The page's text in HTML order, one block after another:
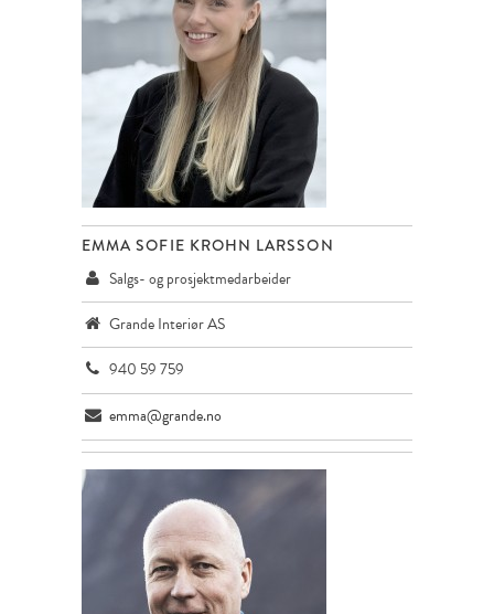
EMMA SOFIE KROHN LARSSON
Salgs- og prosjektmedarbeider
Grande Interiør AS
940 59 759
emma@grande.no